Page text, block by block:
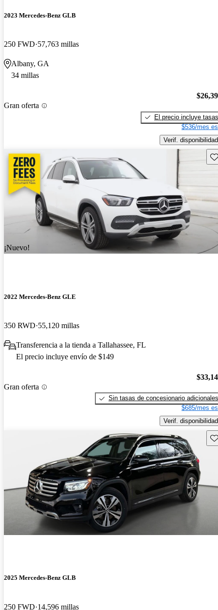
2023 Mercedes-Benz GLB
250 FWD 57,763 millas
Albany, GA
34 millas
Gran oferta
El precio incluye tasas
$536/mes
Verif. disponibilidad
¡Nuevo!
2022 Mercedes-Benz GLE
350 RWD 55,120 millas
Transferencia a la tienda a Tallahassee, FL
El precio incluye envío de $149
Gran oferta
Sin tasas de concesionario adicionales
$685/mes
Verif. disponibilidad
2025 Mercedes-Benz GLB
250 FWD 14,596 millas